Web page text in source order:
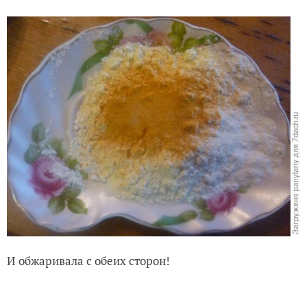
И обжаривала с обеих сторон!